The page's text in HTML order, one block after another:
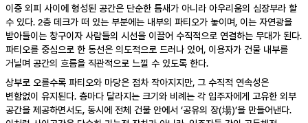
이중 외피 사이에 형성된 공간은 단순한 틈새가 아니라 아우리움의 심장부라 할
수 있다. 2층 데크가 떠 있는 부분에는 내부의 파티오가 놓이며, 이는 자연광을
받아들이는 창구이자 사람들의 시선을 이끌어 수직적으로 연결하는 무대가 된다.
파티오를 중심으로 한 동선은 의도적으로 드러나 있어, 이용자가 건물 내부를
거닐며 공간의 흐름을 직관적으로 느낄 수 있도록 한다.
상부로 오를수록 파티오와 마당은 점차 작아지지만, 그 수직적 연속성은
변함없이 유지된다. 층마다 달라지는 크기와 비례는 각 입주자에게 고유한 외부
공간을 제공하면서도, 동시에 전체 건물 안에서 ‘공유의 장(場)’을 만들어낸다.